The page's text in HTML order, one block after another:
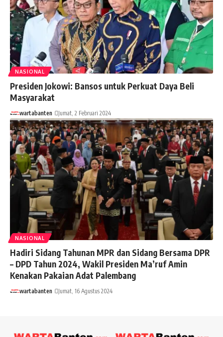
NASIONAL
Presiden Jokowi: Bansos untuk Perkuat Daya Beli
Masyarakat
wartabanten Jumat, 2 Februari 2024
NASIONAL
Hadiri Sidang Tahunan MPR dan Sidang Bersama DPR
– DPD Tahun 2024, Wakil Presiden Ma’ruf Amin
Kenakan Pakaian Adat Palembang
wartabanten Jumat, 16 Agustus 2024